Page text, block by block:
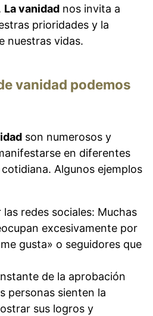
La vanidad nos invita a
prioridades y la
nuestras vidas.
vanidad podemos
son numerosos y
en diferentes
Algunos ejemplos
redes sociales: Muchas
excesivamente por
gusta» o seguidores que
de la aprobación
personas sienten la
sus logros y